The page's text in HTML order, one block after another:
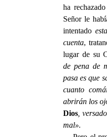
ha
Señor le
intentado
cuenta,
lugar de su
de pena de
pasa es que
cuanto
abrirán los
Dios ,
mal».